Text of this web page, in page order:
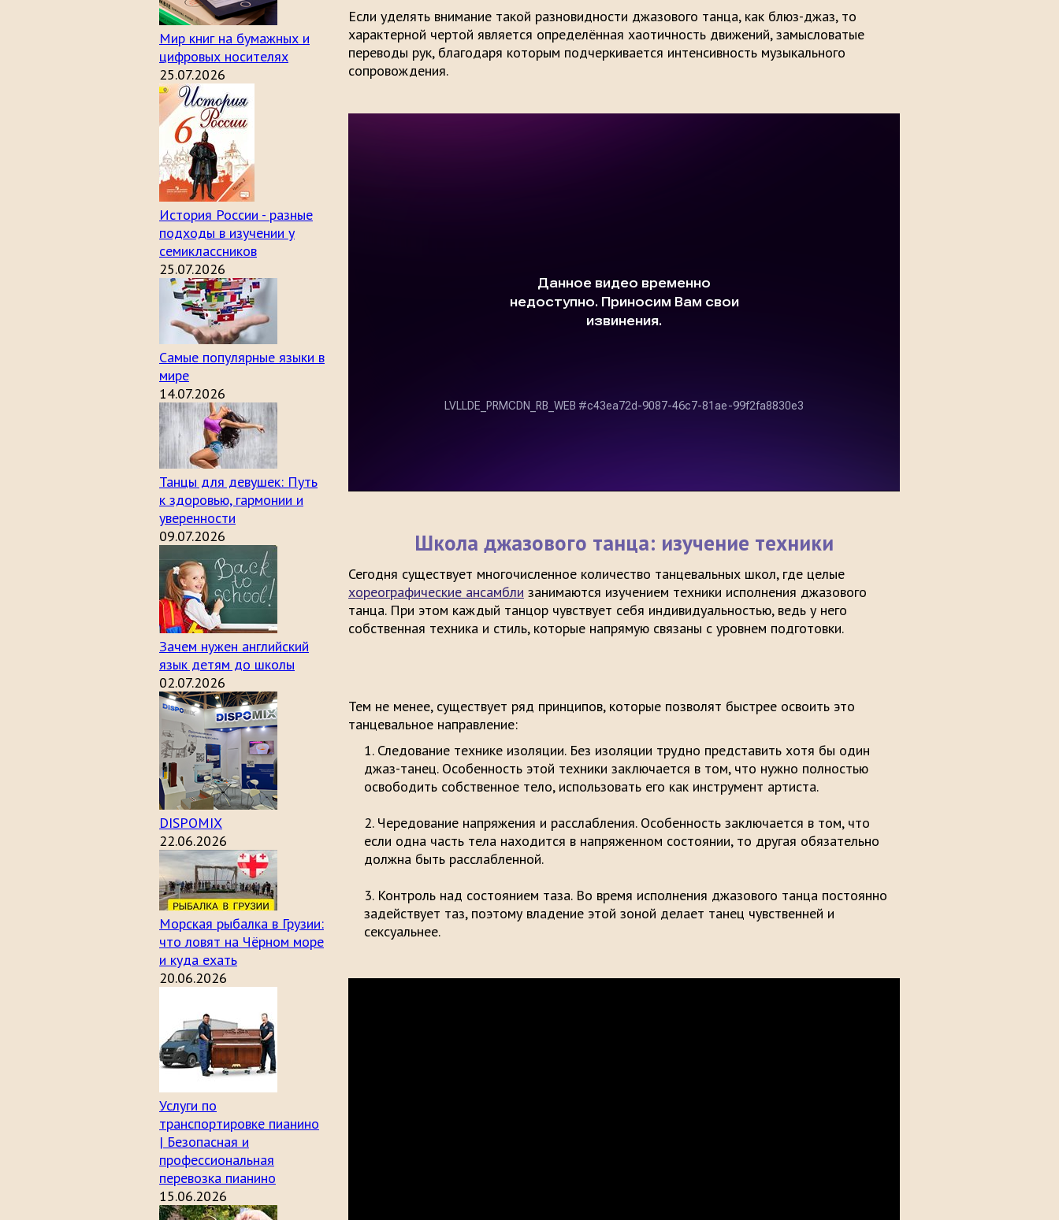
Мир книг на бумажных и
цифровых носителях
25.07.2026
История России - разные
подходы в изучении у
семиклассников
25.07.2026
Самые популярные языки в
мире
14.07.2026
Танцы для девушек: Путь
к здоровью, гармонии и
уверенности
09.07.2026
Зачем нужен английский
язык детям до школы
02.07.2026
DISPOMIX
22.06.2026
Морская рыбалка в Грузии:
что ловят на Чёрном море
и куда ехать
20.06.2026
Услуги по
транспортировке пианино
| Безопасная и
профессиональная
перевозка пианино
15.06.2026
Если уделять внимание такой разновидности джазового танца, как блюз-джаз, то
характерной чертой является определённая хаотичность движений, замысловатые
переводы рук, благодаря которым подчеркивается интенсивность музыкального
сопровождения.
Школа джазового танца: изучение техники
Сегодня существует многочисленное количество танцевальных школ, где целые
хореографические ансамбли занимаются изучением техники исполнения джазового
танца. При этом каждый танцор чувствует себя индивидуальностью, ведь у него
собственная техника и стиль, которые напрямую связаны с уровнем подготовки.
Тем не менее, существует ряд принципов, которые позволят быстрее освоить это
танцевальное направление:
Следование технике изоляции. Без изоляции трудно представить хотя бы один
джаз-танец. Особенность этой техники заключается в том, что нужно полностью
освободить собственное тело, использовать его как инструмент артиста.
Чередование напряжения и расслабления.Особенность заключается в том, что
если одна часть тела находится в напряженном состоянии, то другая обязательно
должна быть расслабленной.
Контроль над состоянием таза.Во время исполнения джазового танца постоянно
задействует таз, поэтому владение этой зоной делает танец чувственней и
сексуальнее.